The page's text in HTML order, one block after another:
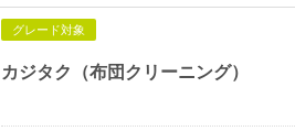
グレード対象
カジタク（布団クリーニング）